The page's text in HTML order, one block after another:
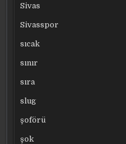
Sivas
Sivasspor
sıcak
sınır
sıra
slug
şoförü
şok